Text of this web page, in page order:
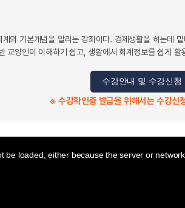
의 기본개념을 알리는 강좌이다. 경제생활을 하는데
교양인이 이해하기 쉽고, 생활에서 회계정보를 쉽게
수강안내 및 수강신청
※ 수강확인증 발급을 위해서는 수강신
be loaded, either because the server or